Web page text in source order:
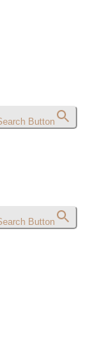
Button
Button